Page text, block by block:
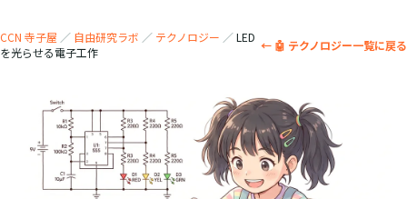
CCN 寺子屋 ／ 自由研究ラボ ／ テクノロジー ／LED
を光らせる電子工作
← 🤖 テクノロジー一覧に戻る